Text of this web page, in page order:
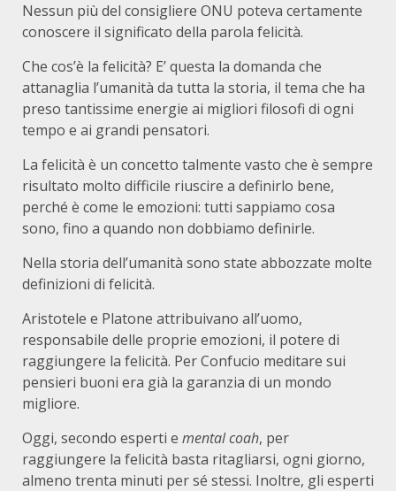
Nessun più del consigliere ONU poteva certamente
conoscere il significato della parola felicità.
Che cos’è la felicità? E’ questa la domanda che
attanaglia l’umanità da tutta la storia, il tema che ha
preso tantissime energie ai migliori filosofi di ogni
tempo e ai grandi pensatori.
La felicità è un concetto talmente vasto che è sempre
risultato molto difficile riuscire a definirlo bene,
perché è come le emozioni: tutti sappiamo cosa
sono, fino a quando non dobbiamo definirle.
Nella storia dell’umanità sono state abbozzate molte
definizioni di felicità.
Aristotele e Platone attribuivano all’uomo,
responsabile delle proprie emozioni, il potere di
raggiungere la felicità. Per Confucio meditare sui
pensieri buoni era già la garanzia di un mondo
migliore.
Oggi, secondo esperti e mental coah, per
raggiungere la felicità basta ritagliarsi, ogni giorno,
almeno trenta minuti per sé stessi. Inoltre, gli esperti